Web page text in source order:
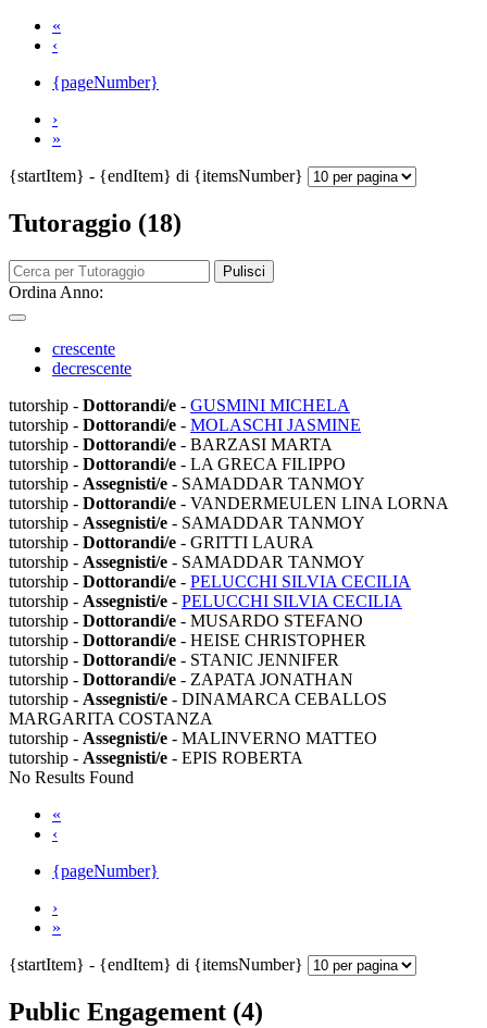
«
‹
{pageNumber}
›
»
{startItem} - {endItem} di {itemsNumber}
Tutoraggio (18)
Pulisci
Ordina Anno:
crescente
decrescente
tutorship - Dottorandi/e - GUSMINI MICHELA
tutorship - Dottorandi/e - MOLASCHI JASMINE
tutorship - Dottorandi/e - BARZASI MARTA
tutorship - Dottorandi/e - LA GRECA FILIPPO
tutorship - Assegnisti/e - SAMADDAR TANMOY
tutorship - Dottorandi/e - VANDERMEULEN LINA LORNA
tutorship - Assegnisti/e - SAMADDAR TANMOY
tutorship - Dottorandi/e - GRITTI LAURA
tutorship - Assegnisti/e - SAMADDAR TANMOY
tutorship - Dottorandi/e - PELUCCHI SILVIA CECILIA
tutorship - Assegnisti/e - PELUCCHI SILVIA CECILIA
tutorship - Dottorandi/e - MUSARDO STEFANO
tutorship - Dottorandi/e - HEISE CHRISTOPHER
tutorship - Dottorandi/e - STANIC JENNIFER
tutorship - Dottorandi/e - ZAPATA JONATHAN
tutorship - Assegnisti/e - DINAMARCA CEBALLOS
MARGARITA COSTANZA
tutorship - Assegnisti/e - MALINVERNO MATTEO
tutorship - Assegnisti/e - EPIS ROBERTA
No Results Found
«
‹
{pageNumber}
›
»
{startItem} - {endItem} di {itemsNumber}
Public Engagement (4)